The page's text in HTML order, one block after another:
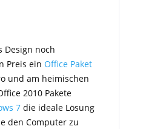
Design noch
Preis ein Office Paket
und am heimischen
2010 Pakete
7 die ideale Lösung
den Computer zu